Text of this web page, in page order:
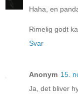
Haha, en
Rimelig godt
Svar
Anonym 15.
Ja, det bliver